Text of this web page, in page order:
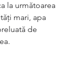
la următoarea
mari, apa
de